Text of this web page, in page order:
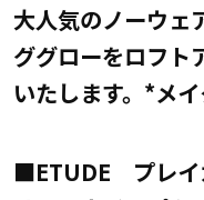
大人気のノーウェ
ググローをロフト
いたします。*メ
■ETUDE プレイ